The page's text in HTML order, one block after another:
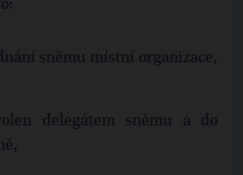
sněmu místní organizace,
delegátem sněmu a do